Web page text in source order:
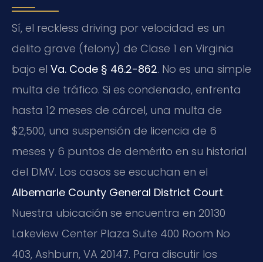
Sí, el reckless driving por velocidad es un
delito grave (felony) de Clase 1 en Virginia
bajo el Va. Code § 46.2-862. No es una simple
multa de tráfico. Si es condenado, enfrenta
hasta 12 meses de cárcel, una multa de
$2,500, una suspensión de licencia de 6
meses y 6 puntos de demérito en su historial
del DMV. Los casos se escuchan en el
Albemarle County General District Court.
Nuestra ubicación se encuentra en 20130
Lakeview Center Plaza Suite 400 Room No
403, Ashburn, VA 20147. Para discutir los